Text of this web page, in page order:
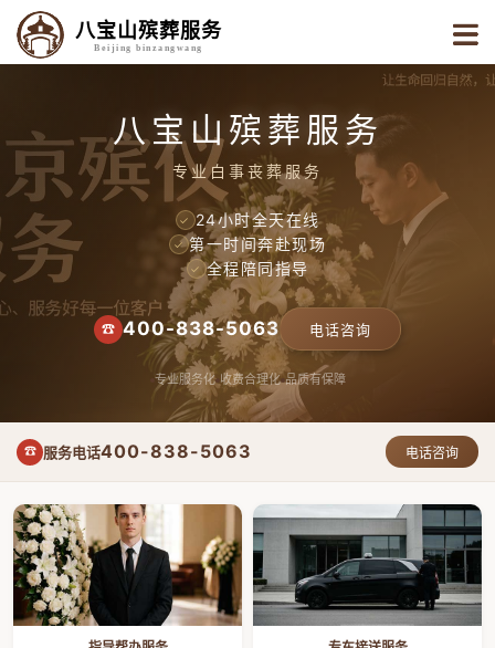
八宝山殡葬服务
Beijing binzangwang
八宝山殡葬服务
专业白事丧葬服务
✓ 24小时全天在线
✓ 第一时间奔赴现场
✓ 全程陪同指导
☎ 400-838-5063 电话咨询
专业服务化 收费合理化 品质有保障
☎ 服务电话400-838-5063 电话咨询